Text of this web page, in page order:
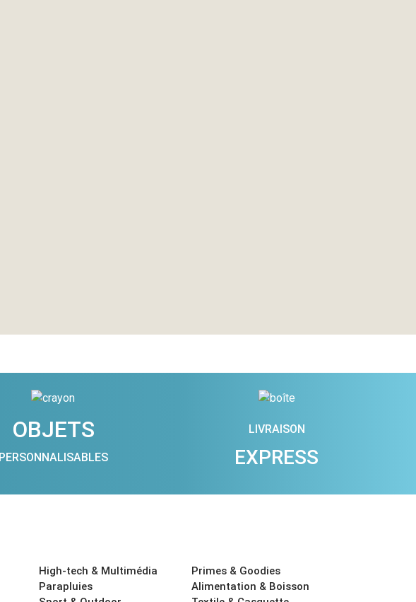
OBJETS
PERSONNALISABLES
LIVRAISON
EXPRESS
High-tech & Multimédia
Parapluies
Primes & Goodies
Alimentation & Boisson